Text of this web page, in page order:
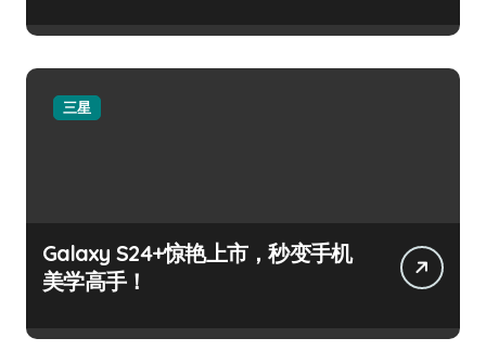
三星
Galaxy S24+惊艳上市，秒变手机
美学高手！